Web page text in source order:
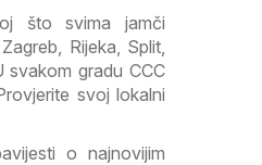
što svima jamči
Rijeka, Split,
svakom gradu CCC
svoj lokalni
o najnovijim